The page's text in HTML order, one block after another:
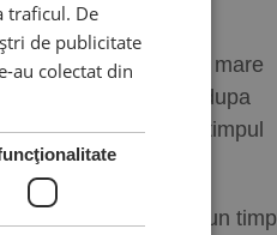
controlate cu mare
isi vor pierde forma dupa
accidentala in timpul
seturi bogate intr-un timp
traficul. De
de publicitate
au colectat din